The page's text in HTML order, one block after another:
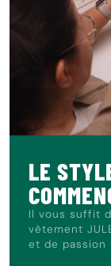
comme le
jean brut, elle
travaillée. Elle
style plus
C'est la pièce
Le mannequin
LE
Il vous suffit
vêtement
et de passion